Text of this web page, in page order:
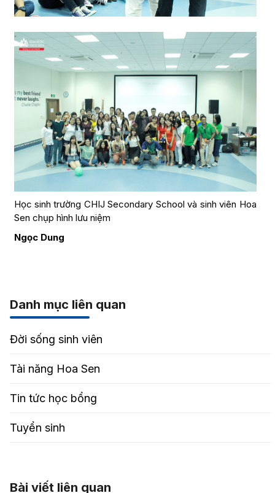
Học sinh trường CHIJ Secondary School và sinh viên Hoa
Sen chụp hình lưu niệm
Ngọc Dung
Danh mục liên quan
Đời sống sinh viên
Tài năng Hoa Sen
Tin tức học bổng
Tuyển sinh
Bài viết liên quan